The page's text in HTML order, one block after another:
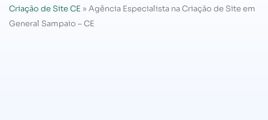
Criação de Site CE » Agência Especialista na Criação de Site em
General Sampaio – CE